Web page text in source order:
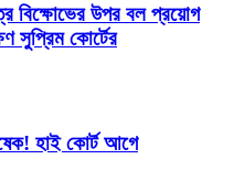
বিক্ষোভের উপর বল প্রয়োগ
সুপ্রিম কোর্টের
হাই কোর্ট আগে